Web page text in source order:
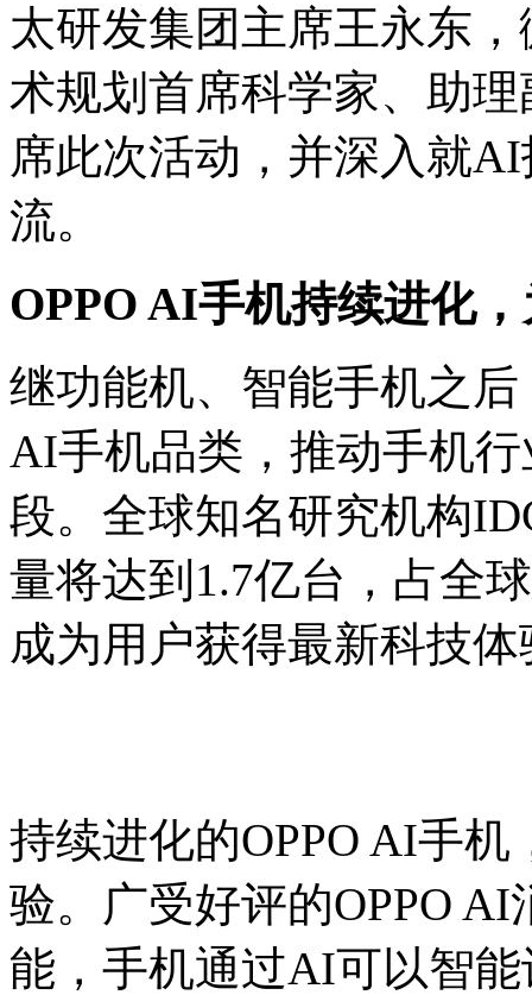
太研发集团主席王永东
术规划首席科学家、助
席此次活动，并深入就
流。
OPPO AI手机持续进化
继功能机、智能手机之
AI手机品类，推动手机
段。全球知名研究机构
量将达到1.7亿台，占全
成为用户获得最新科技
持续进化的OPPO AI手
验。广受好评的OPPO
能，手机通过AI可以智